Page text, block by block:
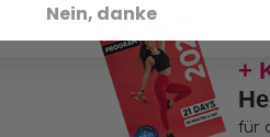
+
für
Nein, danke